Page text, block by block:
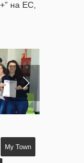
на ЕС,
My Town